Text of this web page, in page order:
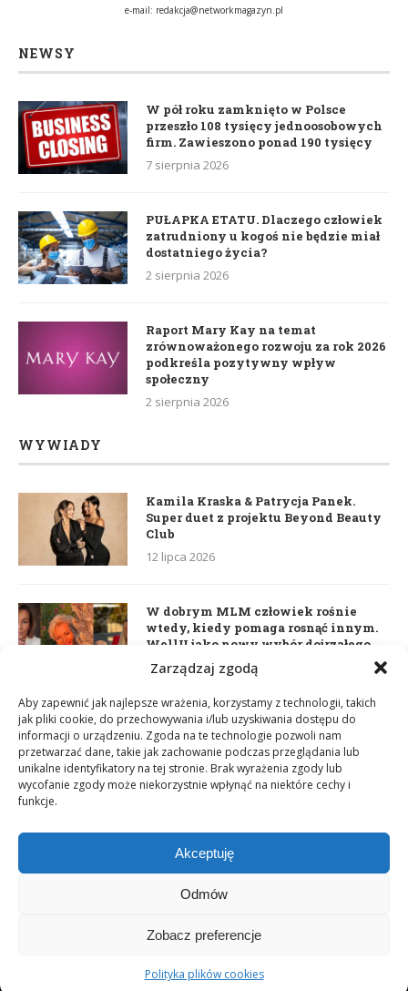
Zarządzaj zgodą
Aby zapewnić jak najlepsze wrażenia, korzystamy z technologii, takich
jak pliki cookie, do przechowywania i/lub uzyskiwania dostępu do
informacji o urządzeniu. Zgoda na te technologie pozwoli nam
przetwarzać dane, takie jak zachowanie podczas przeglądania lub
unikalne identyfikatory na tej stronie. Brak wyrażenia zgody lub
wycofanie zgody może niekorzystnie wpłynąć na niektóre cechy i
funkcje.
Akceptuję
Odmów
Zobacz preferencje
Polityka plików cookies
e-mail: redakcja@networkmagazyn.pl
NEWSY
W pół roku zamknięto w Polsce
przeszło 108 tysięcy jednoosobowych
firm. Zawieszono ponad 190 tysięcy
7 sierpnia 2026
PUŁAPKA ETATU. Dlaczego człowiek
zatrudniony u kogoś nie będzie miał
dostatniego życia?
2 sierpnia 2026
Raport Mary Kay na temat
zrównoważonego rozwoju za rok 2026
podkreśla pozytywny wpływ
społeczny
2 sierpnia 2026
WYWIADY
Kamila Kraska & Patrycja Panek.
Super duet z projektu Beyond Beauty
Club
12 lipca 2026
W dobrym MLM człowiek rośnie
wtedy, kiedy pomaga rosnąć innym.
WellU jako nowy wybór dojrzałego
lidera
Daria Dudzik. Kocham Cię
17 kwietnia 2026
World